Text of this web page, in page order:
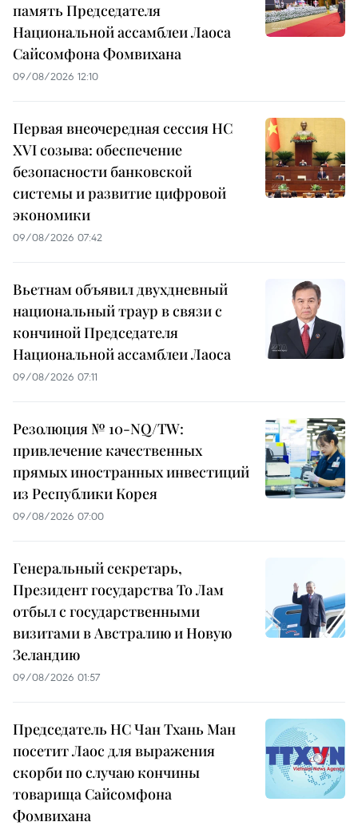
память Председателя
Национальной ассамблеи Лаоса
Сайсомфона Фомвихана
09/08/2026 12:10
Первая внеочередная сессия НС
XVI созыва: обеспечение
безопасности банковской
системы и развитие цифровой
экономики
09/08/2026 07:42
Вьетнам объявил двухдневный
национальный траур в связи с
кончиной Председателя
Национальной ассамблеи Лаоса
09/08/2026 07:11
Резолюция № 10-NQ/TW:
привлечение качественных
прямых иностранных инвестиций
из Республики Корея
09/08/2026 07:00
Генеральный секретарь,
Президент государства То Лам
отбыл с государственными
визитами в Австралию и Новую
Зеландию
09/08/2026 01:57
Председатель НС Чан Тхань Ман
посетит Лаос для выражения
скорби по случаю кончины
товарища Сайсомфона
Фомвихана